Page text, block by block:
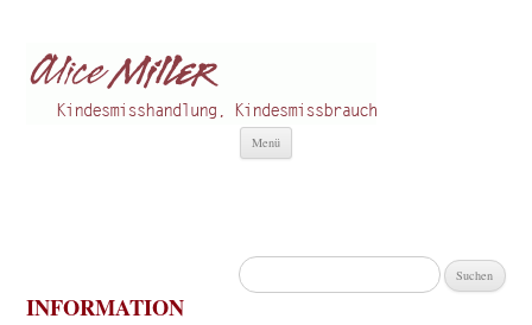
Menü
Suchen
nach:
INFORMATION